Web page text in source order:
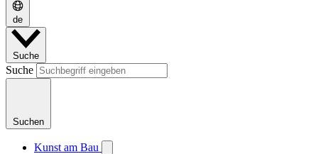
de
Suche
Suche
Suchen
Kunst am Bau